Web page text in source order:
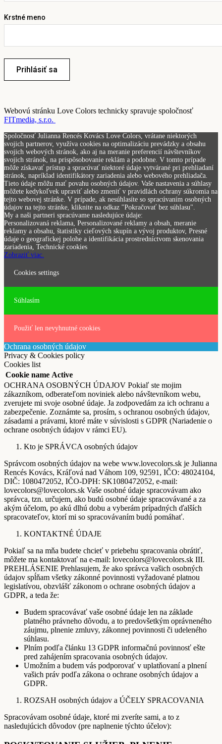
Krstné meno
Prihlásiť sa
Webovú stránku Love Colors technicky spravuje spoločnosť
FITmedia, s.r.o.
Spoločnosť Julianna Rencés Kovács Love Colors, vrátane niektorých
svojich partnerov, využíva cookies na optimalizáciu prevádzky a obsahu
svojich webových stránok, ako aj na meranie preferencií návštevníkov
svojich stránok, na prispôsobovanie reklám a podobne. V tomto prípade
môže získavať prístup a spracúvať niektoré údaje vytvárané pri prehliadaní
stránok, napríklad identifikátory zariadenia alebo webového prehliadača.
Tieto údaje môžu mať povahu osobných údajov. Vaše nastavenia a súhlasy
môžete kedykoľvek upraviť alebo zmeniť v pravidlách ochrany súkromia na
tejto webovej stránke. V prípade, ak nesúhlasíte so spracúvaním osobných
údajov na tejto stránke, kliknite na odkaz "Pokračovať bez súhlasu".
My a naši partneri spracúvame nasledujúce údaje:
Personalizovaná reklama, Personalizované reklamy a obsah, meranie
reklamy a obsahu, štatistiky cieľových skupín a vývoj produktov, Presné
údaje o geografickej polohe a identifikácia prostredníctvom skenovania
zariadenia, Technické cookies
Zobraziť viac.
Cookies settings
Súhlasím
Použiť len nevyhnutné cookies
Ochrana osobných údajov
Privacy & Cookies policy
Cookies list
Cookie name Active
OCHRANA OSOBNÝCH ÚDAJOV Pokiaľ ste mojim
zákazníkom, odberateľom noviniek alebo návštevníkom webu,
zverujete mi svoje osobné údaje. Ja zodpovedám za ich ochranu a
zabezpečenie. Zoznámte sa, prosím, s ochranou osobných údajov,
zásadami a právami, ktoré máte v súvislosti s GDPR (Nariadenie o
ochrane osobných údajov v rámci EU).
Kto je SPRÁVCA osobných údajov
Správcom osobných údajov na webe www.lovecolors.sk je Julianna
Rencés Kovács, Kráľová nad Váhom 109, 92591, IČO: 48024104,
DIČ: 1080472052, IČO-DPH: SK1080472052, e-mail:
lovecolors@lovecolors.sk Vaše osobné údaje spracovávam ako
správca, tzn. určujem, ako budú osobné údaje spracovávané a za
akým účelom, po akú dlhú dobu a vyberám prípadných ďalších
spracovateľov, ktorí mi so spracovávaním budú pomáhať.
KONTAKTNÉ ÚDAJE
Pokiaľ sa na mňa budete chcieť v priebehu spracovania obrátiť,
môžete ma kontaktovať na e-mail: lovecolors@lovecolors.sk III.
PREHLÁSENIE Prehlasujem, že ako správca vašich osobných
údajov spĺňam všetky zákonné povinnosti vyžadované platnou
legislatívou, obzvlášť zákonom o ochrane osobných údajov a
GDPR, a teda že:
Budem spracovávať vaše osobné údaje len na základe
platného právneho dôvodu, a to predovšetkým oprávneného
záujmu, plnenie zmluvy, zákonnej povinnosti či udeleného
súhlasu.
Plním podľa článku 13 GDPR informačnú povinnosť ešte
pred zahájením spracovania osobných údajov.
Umožním a budem vás podporovať v uplatňovaní a plnení
vašich práv podľa zákona o ochrane osobných údajov a
GDPR.
ROZSAH osobných údajov a ÚČELY SPRACOVANIA
Spracovávam osobné údaje, ktoré mi zveríte sami, a to z
nasledujúcich dôvodov (pre naplnenie týchto účelov):